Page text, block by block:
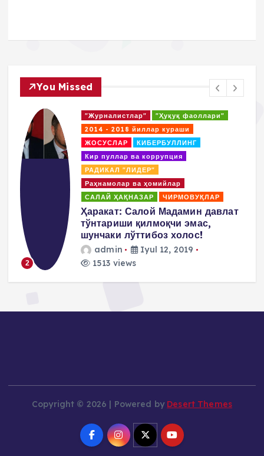
You Missed
2
"Журналистлар"
"Ҳуқуқ фаоллари"
2014 - 2018 йиллар кураши
ЖОСУСЛАР
КИБЕРБУЛЛИНГ
Кир пуллар ва коррупция
РАДИКАЛ "ЛИДЕР"
Раҳнамолар ва ҳомийлар
САЛАЙ ҲАҚНАЗАР
ЧИРМОВУҚЛАР
Ҳаракат: Салой Мадамин давлат
тўнтариши қилмоқчи эмас,
шунчаки лўттибоз холос!
admin
Iyul 12, 2019
1513 views
Copyright © 2026 | Powered by Desert Themes